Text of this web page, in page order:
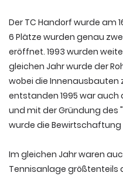
Der TC Handorf wurde am
6 Plätze wurden genau
eröffnet. 1993 wurden
gleichen Jahr wurde der
wobei die Innenausbauten
entstanden 1995 war auch
und mit der Gründung des
wurde die
Im gleichen Jahr waren
Tennisanlage größtenteils